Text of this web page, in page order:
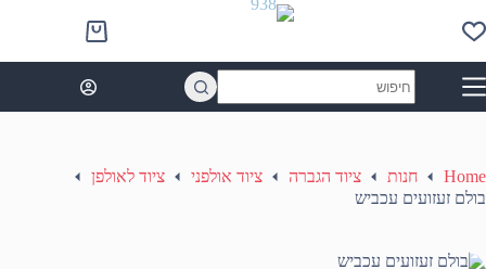
to
content
Shopping
cart
results
Home חנות ציוד הגברה ציוד אולפני
ציוד לאולפן
בולם זעזועים עכביש